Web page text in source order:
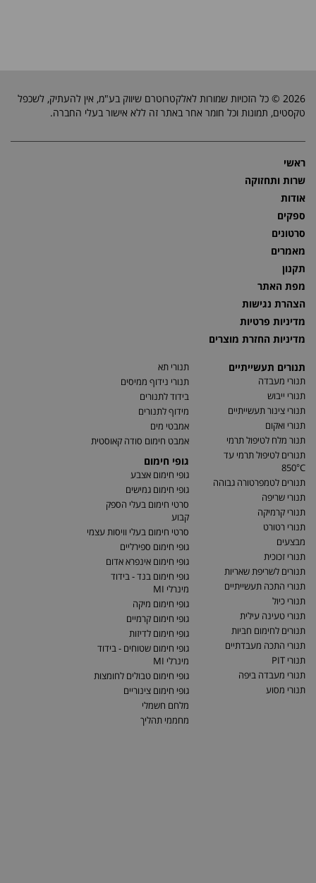
2026 © כל הזכויות שמורות לאלקטרוטרם שיווק בע"מ, אין להעתיק, לשכפל
טקסטים, תמונות וכל חומר אחר באתר זה ללא אישור בעלי החברה.
ראשי
שרות ותחזוקה
אודות
ספקים
סרטונים
מאמרים
תקנון
מפת האתר
הצהרת נגישות
מדיניות פרטיות
מדיניות החזרת מוצרים
תנורים תעשייתיים
תנורי מעבדה
תנורי ייבוש
תנורי צינור תעשייתיים
תנורי ואקום
תנור מלח לטיפול תרמי
תנורים לטיפול תרמי עד
850°C
תנורים לטמפרטורה גבוהה
תנורי שריפה
תנורי קרמיקה
תנורי רטורט
מבצעים
תנורי זכוכית
תנורים לשריפת שאריות
תנורי התכה תעשייתיים
תנורי כיול
תנורי טעינה עילית
תנורים לחימום חביות
תנורי התכה מעבדתיים
תנורי PIT
תנורי מעבדה ביפה
תנורי מסוע
תנורי תא
תנורי נידוף ממיסים
בידוד לתנורים
מידוף לתנורים
אמבטי מים
אמבט חימום סודה קאוסטית
גופי חימום
גופי חימום אצבע
גופי חימום גמישים
סרטי חימום בעלי הספק
קבוע
סרטי חימום בעלי וויסות עצמי
גופי חימום ספירליים
גופי חימום אינפרא אדום
גופי חימום בנד - בידוד
מינרלי MI
גופי חימום מיקה
גופי חימום קרמיים
גופי חימום לדיזות
גופי חימום שטוחים - בידוד
מינרלי MI
גופי חימום טבולים לחומצות
גופי חימום צינוריים
מלחם חשמלי
מחממי תהליך